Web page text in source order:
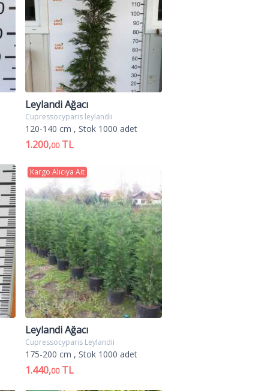
Leylandi Ağacı
Cupressocyparis leylandii
120-140 cm , Stok 1000 adet
1.200,00TL
Kargo Alıcıya Ait
Leylandi Ağacı
Cupressocyparis Leylandii
175-200 cm , Stok 1000 adet
1.440,00TL